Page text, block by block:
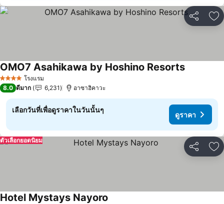
แชร์ เ
4 ดาว โรงแรม
OMO7 Asahikawa by Hoshino Resortsดูราคา
8.0 ดีมาก 6,231 อาซาฮิคาวะ
เลือกวันที่เพื่อดูราคาในวันนั้นๆ
ดูราคา
แชร์ เ
ตัวเลือกยอดนิยม
Hotel Mystays Nayoro